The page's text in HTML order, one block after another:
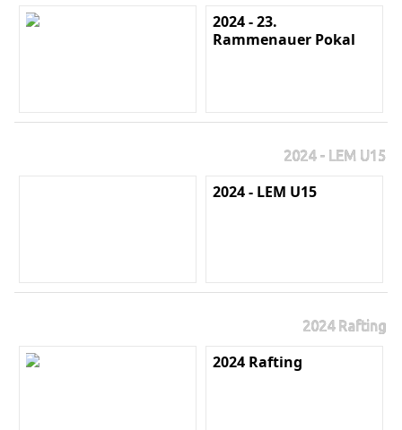
2024 - 23.
Rammenauer Pokal
2024 - LEM U15
2024 - LEM U15
2024 Rafting
2024 Rafting